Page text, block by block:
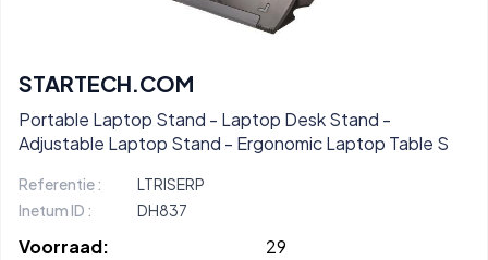
STARTECH.COM
Portable Laptop Stand - Laptop Desk Stand -
Adjustable Laptop Stand - Ergonomic Laptop Table S
Referentie :
LTRISERP
Inetum ID :
DH837
Voorraad:
29